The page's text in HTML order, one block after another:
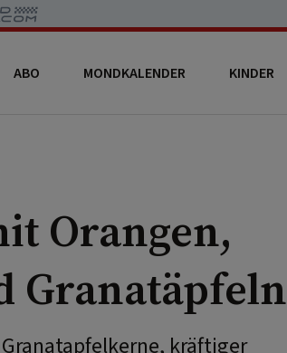
ABO MONDKALENDER KINDER
Orangen,
Granatäpfeln
kräftiger